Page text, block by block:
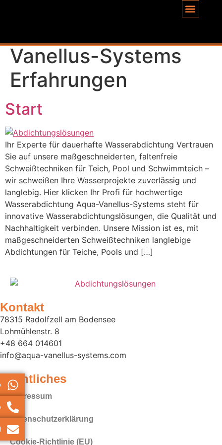
Vanellus-Systems
Erfahrungen
Start
Ihr Experte für dauerhafte Wasserabdichtung Vertrauen
Sie auf unsere maßgeschneiderten, faltenfreie
Schweißtechniken für Teich, Pool und Schwimmteich –
wir schweißen Ihre Wasserprojekte zuverlässig und
langlebig. Hier klicken Ihr Profi für hochwertige
Wasserabdichtung Aqua-Vanellus-Systems steht für
innovative Wasserabdichtungslösungen, die Qualität und
Nachhaltigkeit verbinden. Unsere Mission ist es, mit
maßgeschneiderten Schweißtechniken langlebige
Abdichtungen für Teiche, Pools und […]
Kontakt
78315 Radolfzell am Bodensee
Lohmühlenstr. 8
+48 664 014601
info@aqua-vanellus-systems.com
Rechtliches
Impressum
Datenschutz­erklärung
Cookie-Richtlinie (EU)